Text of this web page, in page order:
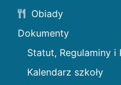
Obiady
Dokumenty
Statut, Regulaminy i
Kalendarz szkoły